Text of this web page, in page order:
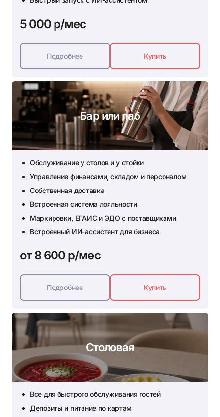
5 000 р/мес
Подробнее Купить
Бар или паб
Обслуживание у столов и у стойки
Управление финансами, складом и персоналом
Собственная доставка
Встроенная система лояльности
Маркировки, ЕГАИС и ЭДО с поставщиками
Встроенный ИИ-ассистент для бизнеса
от 8 600 р/мес
Подробнее Купить
Столовая
Все для быстрого обслуживания гостей
Депозиты и питание по картам